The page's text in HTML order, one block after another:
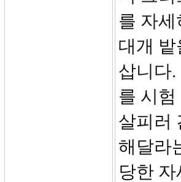
를 자
대개
삽니다
를 시
살피러
해달라
당한